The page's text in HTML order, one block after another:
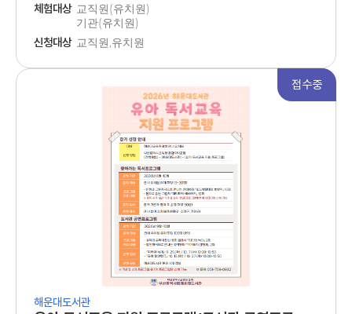
체험대상 교직원(유치원)
기관(유치원)
관내 유치원 유아
신청대상 교직원,유치원
해운대도서관
접수중